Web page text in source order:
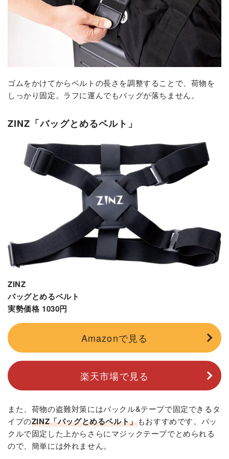
ゴムをかけてからベルトの長さを調整することで、荷物を
しっかり固定。ラフに運んでもバッグが落ちません。
ZINZ「バッグとめるベルト」
ZINZ
バッグとめるベルト
実勢価格 1030円
Amazonで見る
楽天市場で見る
また、荷物の盗難対策にはバックル&テープで固定できるタ
イプのZINZ「バッグとめるベルト」もおすすめです。バッ
クルで固定した上からさらにマジックテープでとめられる
ので、簡単には外れません。